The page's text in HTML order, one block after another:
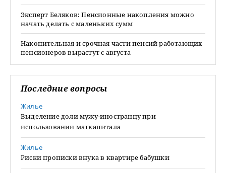
Эксперт Беляков: Пенсионные накопления можно
начать делать с маленьких сумм
Накопительная и срочная части пенсий работающих
пенсионеров вырастут с августа
Последние вопросы
Жилье
Выделение доли мужу-иностранцу при
использовании маткапитала
Жилье
Риски прописки внука в квартире бабушки